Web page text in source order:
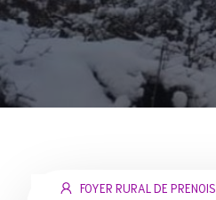
FOYER RURAL DE PRENOIS